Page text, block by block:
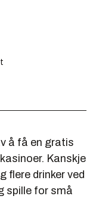
å få en gratis
Kanskje
flere drinker ved
spille for små